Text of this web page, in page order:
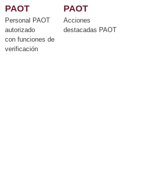
PAOT
Personal PAOT
autorizado
con funciones de
verificación
PAOT
Acciones
destacadas PAOT